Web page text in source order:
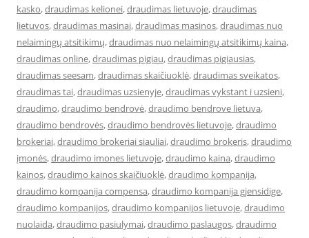
kasko,draudimas kelionei,draudimas lietuvoje,draudimas
lietuvos,draudimas masinai,draudimas masinos,draudimas nuo
nelaimingų atsitikimų,draudimas nuo nelaimingų atsitikimų kaina,
draudimas online,draudimas pigiau,draudimas pigiausias,
draudimas seesam,draudimas skaičiuoklė,draudimas sveikatos,
draudimas tai,draudimas uzsienyje,draudimas vykstant i uzsieni,
draudimo,draudimo bendrovė,draudimo bendrove lietuva,
draudimo bendrovės,draudimo bendrovės lietuvoje,draudimo
brokeriai,draudimo brokeriai siauliai,draudimo brokeris,draudimo
įmonės,draudimo imones lietuvoje,draudimo kaina,draudimo
kainos,draudimo kainos skaičiuoklė,draudimo kompanija,
draudimo kompanija compensa,draudimo kompanija gjensidige,
draudimo kompanijos,draudimo kompanijos lietuvoje,draudimo
nuolaida,draudimo pasiulymai,draudimo paslaugos,draudimo